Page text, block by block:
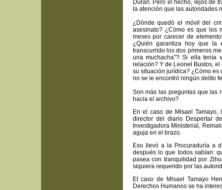
Durán. Pero el hecho, lejos de
la atención que las autoridades
¿Dónde quedó el móvil del
asesinato? ¿Cómo es que los
meses por carecer de
¿Quién garantiza hoy que la
transcurrido los dos primeros
una muchacha”? Si ella tenía
relación? Y de Leonel Bustos,
su situación jurídica? ¿Cómo es
no se le encontró ningún delito
Son más las preguntas que las
hacia el archivo?
En el caso de Misael
director del diario Despertar
Investigadora Ministerial,
aguja en el brazo.
Eso llevó a la Procuraduría a
después lo que todos sabían:
pasea con tranquilidad por
siquiera requerido por las
El caso de Misael Tamayo
Derechos Humanos se ha